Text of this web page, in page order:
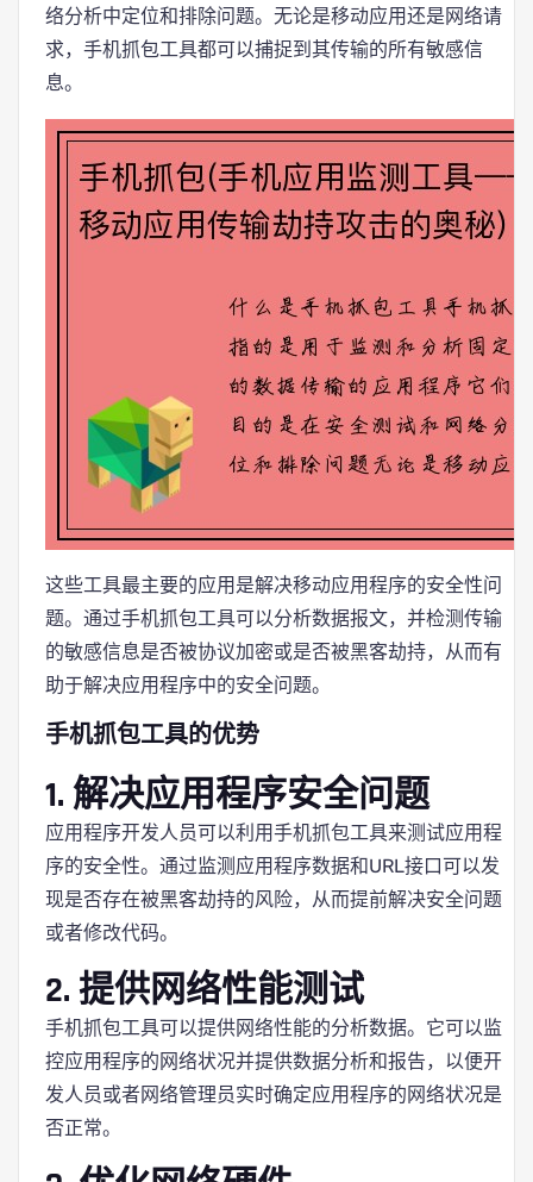
络分析中定位和排除问题。无论是移动应用还是网络请
求，手机抓包工具都可以捕捉到其传输的所有敏感信
息。
这些工具最主要的应用是解决移动应用程序的安全性问
题。通过手机抓包工具可以分析数据报文，并检测传输
的敏感信息是否被协议加密或是否被黑客劫持，从而有
助于解决应用程序中的安全问题。
手机抓包工具的优势
1. 解决应用程序安全问题
应用程序开发人员可以利用手机抓包工具来测试应用程
序的安全性。通过监测应用程序数据和URL接口可以发
现是否存在被黑客劫持的风险，从而提前解决安全问题
或者修改代码。
2. 提供网络性能测试
手机抓包工具可以提供网络性能的分析数据。它可以监
控应用程序的网络状况并提供数据分析和报告，以便开
发人员或者网络管理员实时确定应用程序的网络状况是
否正常。